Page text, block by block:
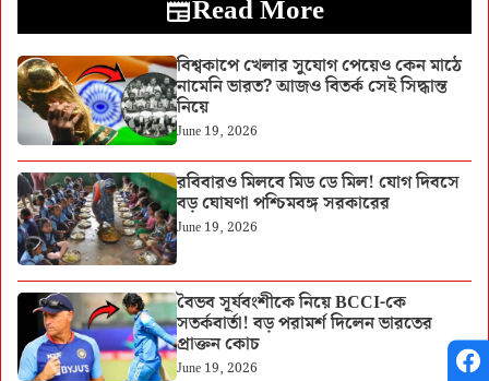
Read More
বিশ্বকাপে খেলার সুযোগ পেয়েও কেন মাঠে
নামেনি ভারত? আজও বিতর্ক সেই সিদ্ধান্ত
নিয়ে
June 19, 2026
রবিবারও মিলবে মিড ডে মিল! যোগ দিবসে
বড় ঘোষণা পশ্চিমবঙ্গ সরকারের
June 19, 2026
বৈভব সূর্যবংশীকে নিয়ে BCCI-কে
সতর্কবার্তা! বড় পরামর্শ দিলেন ভারতের
প্রাক্তন কোচ
June 19, 2026